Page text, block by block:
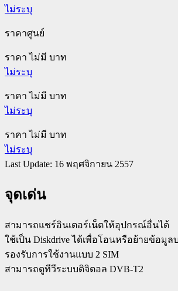
ไม่ระบุ
ราคาศูนย์
ราคา ไม่มี บาท
ไม่ระบุ
ราคา ไม่มี บาท
ไม่ระบุ
ราคา ไม่มี บาท
ไม่ระบุ
Last Update: 16 พฤศจิกายน 2557
จุดเด่น
สามารถแชร์อินเตอร์เน็ตให้อุปกรณ์อื่นได้
ใช้เป็น Diskdrive ได้เพื่อโอนหรือย้ายข้อมูล
รองรับการใช้งานแบบ 2 SIM
สามารถดูทีวีระบบดิจิตอล DVB-T2